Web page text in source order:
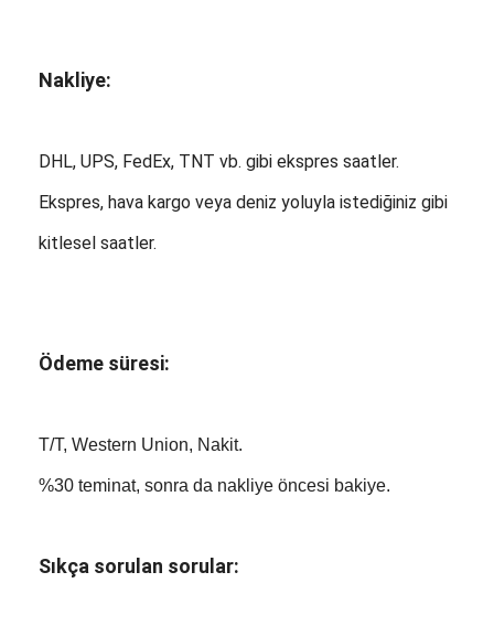
Nakliye:
DHL, UPS, FedEx, TNT vb. gibi ekspres saatler.
Ekspres, hava kargo veya deniz yoluyla istediğiniz gibi
kitlesel saatler.
Ödeme süresi:
T/T, Western Union, Nakit.
%30 teminat, sonra da nakliye öncesi bakiye.
Sıkça sorulan sorular: